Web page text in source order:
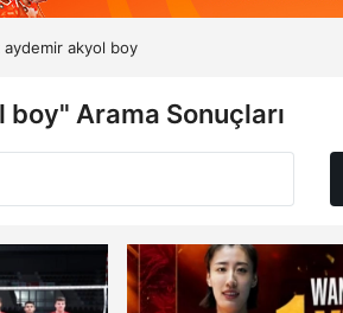
aydemir akyol boy
Arama Sonuçları